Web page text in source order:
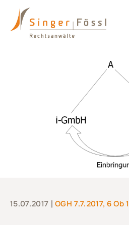
15.07.2017 |OGH 7.7.2017, 6 Ob